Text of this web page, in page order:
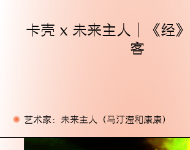
卡壳 x 未来主人｜《经
客
艺术家：未来主人（马汀滢和康康）
主页
出版物
委任